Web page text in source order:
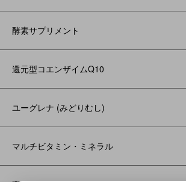
酵素サプリメント
還元型コエンザイムQ10
ユーグレナ (みどりむし)
マルチビタミン・ミネラル